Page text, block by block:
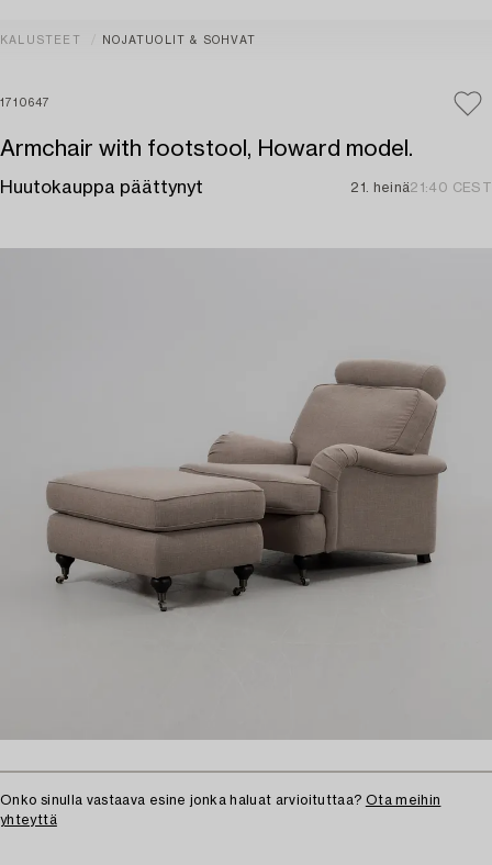
KALUSTEET NOJATUOLIT & SOHVAT
1710647
Armchair with footstool, Howard model.
Huutokauppa päättynyt 21. heinä21:40 CEST
Onko sinulla vastaava esine jonka haluat arvioituttaa? Ota meihin
yhteyttä